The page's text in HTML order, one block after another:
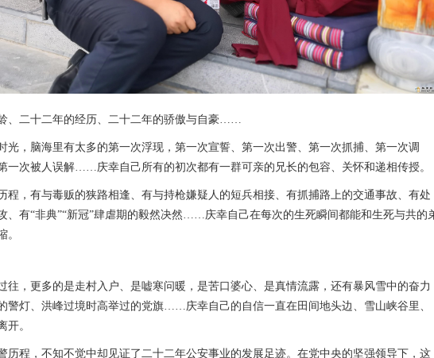
、二十二年的经历、二十二年的骄傲与自豪……
光，脑海里有太多的第一次浮现，第一次宣誓、第一次出警、第一次抓捕、第一次调
一次被人误解……庆幸自己所有的初次都有一群可亲的兄长的包容、关怀和递相传授。
程，有与毒贩的狭路相逢、有与持枪嫌疑人的短兵相接、有抓捕路上的交通事故、有处
、有“非典”“新冠”肆虐期的毅然决然……庆幸自己在每次的生死瞬间都能和生死与共的
。